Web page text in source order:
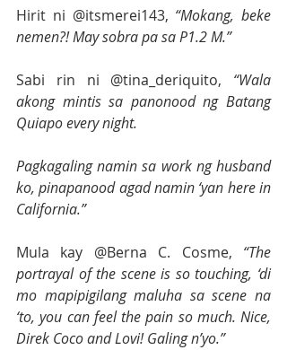
Hirit ni @itsmerei143, “Mokang, beke
nemen?! May sobra pa sa P1.2 M.”
Sabi rin ni @tina_deriquito, “Wala
akong mintis sa panonood ng Batang
Quiapo every night.
Pagkagaling namin sa work ng husband
ko, pinapanood agad namin ‘yan here in
California.”
Mula kay @Berna C. Cosme, “The
portrayal of the scene is so touching, ‘di
mo mapipigilang maluha sa scene na
‘to, you can feel the pain so much. Nice,
Direk Coco and Lovi! Galing n’yo.”